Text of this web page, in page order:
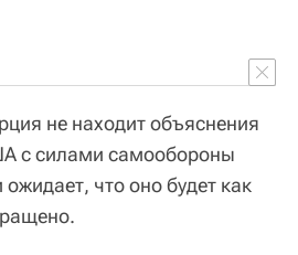
не находит объяснения
с силами самообороны
что оно будет как